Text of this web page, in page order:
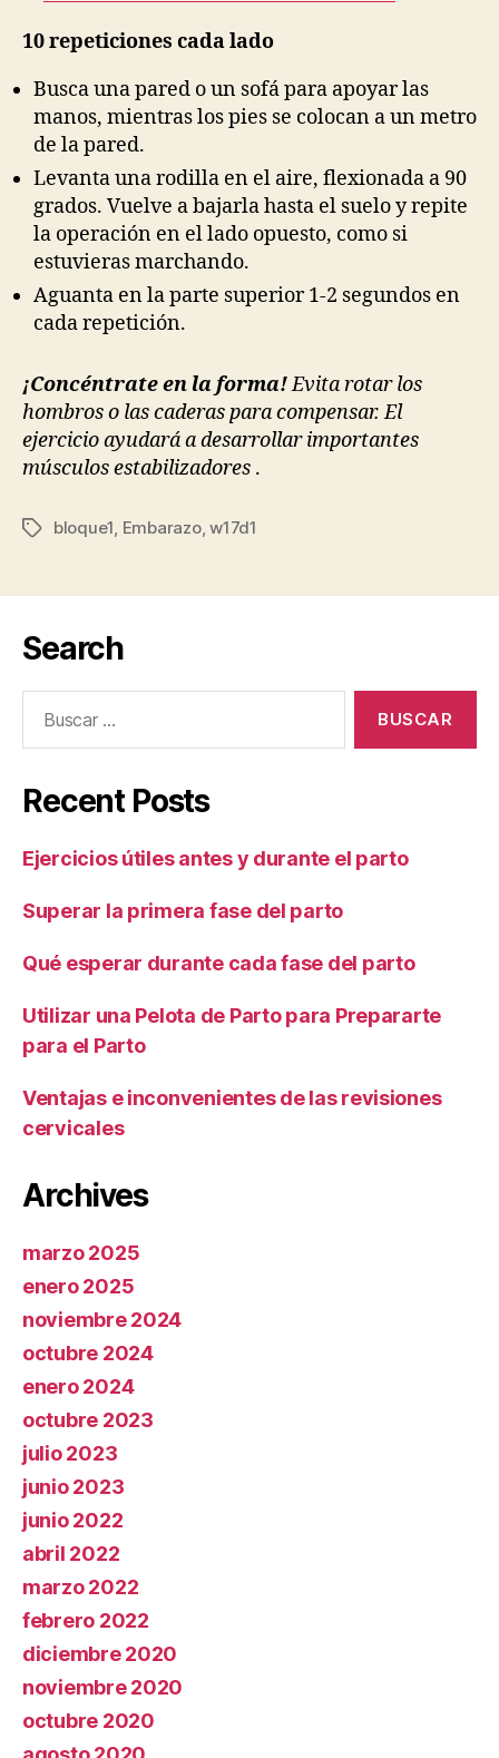
10 repeticiones cada lado
Busca una pared o un sofá para apoyar las
manos, mientras los pies se colocan a un metro
de la pared.
Levanta una rodilla en el aire, flexionada a 90
grados. Vuelve a bajarla hasta el suelo y repite
la operación en el lado opuesto, como si
estuvieras marchando.
Aguanta en la parte superior 1-2 segundos en
cada repetición.
¡Concéntrate en la forma!Evita rotar los
hombros o las caderas para compensar. El
ejercicio ayudará a desarrollar importantes
músculos estabilizadores .
Etiquetas
bloque1, Embarazo,w17d1
Search
Recent Posts
Ejercicios útiles antes y durante el parto
Superar la primera fase del parto
Qué esperar durante cada fase del parto
Utilizar una Pelota de Parto para Prepararte
para el Parto
Ventajas e inconvenientes de las revisiones
cervicales
Archives
marzo 2025
enero 2025
noviembre 2024
octubre 2024
enero 2024
octubre 2023
julio 2023
junio 2023
junio 2022
abril 2022
marzo 2022
febrero 2022
diciembre 2020
noviembre 2020
octubre 2020